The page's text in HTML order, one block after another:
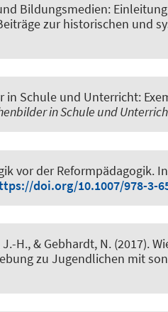
Bildungsmedien: Einleitung
zur historischen und
in Schule und Unterricht:
in Schule und
vor der Reformpädagogik.
doi.org/10.1007/978-3-
H., & Gebhardt, N. (2017).
zu Jugendlichen mit